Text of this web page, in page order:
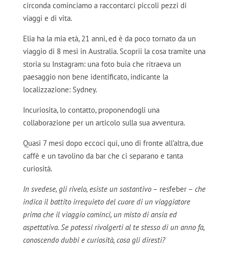
circonda cominciamo a raccontarci piccoli pezzi di
viaggi e di vita.
Elia ha la mia età, 21 anni, ed è da poco tornato da un
viaggio di 8 mesi in Australia. Scoprii la cosa tramite una
storia su Instagram: una foto buia che ritraeva un
paesaggio non bene identificato, indicante la
localizzazione: Sydney.
Incuriosita, lo contatto, proponendogli una
collaborazione per un articolo sulla sua avventura.
Quasi 7 mesi dopo eccoci qui, uno di fronte all’altra, due
caffè e un tavolino da bar che ci separano e tanta
curiosità.
In svedese, gli rivelo, esiste un sostantivo– resfeber – che
indica il battito irrequieto del cuore di un viaggiatore
prima che il viaggio cominci, un misto di ansia ed
aspettativa. Se potessi rivolgerti al te stesso di un anno fa,
conoscendo dubbi e curiosità, cosa gli diresti?